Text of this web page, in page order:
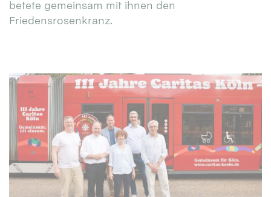
betete gemeinsam mit ihnen den
Friedensrosenkranz.